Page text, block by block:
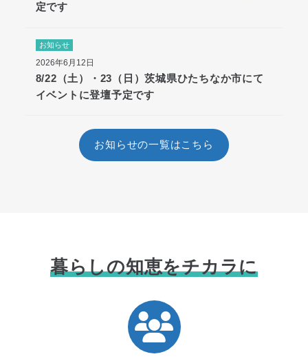
定です
お知らせ
2026年6月12日
8/22（土）・23（日）茨城県ひたちなか市にて
イベントに登壇予定です
お知らせの一覧はこちら
暮らしの知恵をチカラに